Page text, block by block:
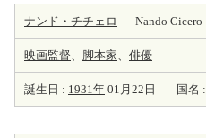
ナンド・チチェロ Nando Cicero
映画監督、 脚本家、 俳優
誕生日 : 1931年 01月22日 国名 :